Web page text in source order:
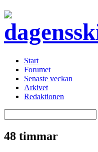
Start
Forumet
Senaste veckan
Arkivet
Redaktionen
48 timmar